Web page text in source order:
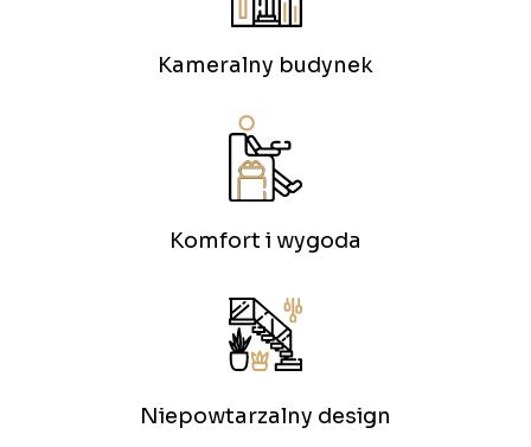
Kameralny budynek
Komfort i wygoda
Niepowtarzalny design